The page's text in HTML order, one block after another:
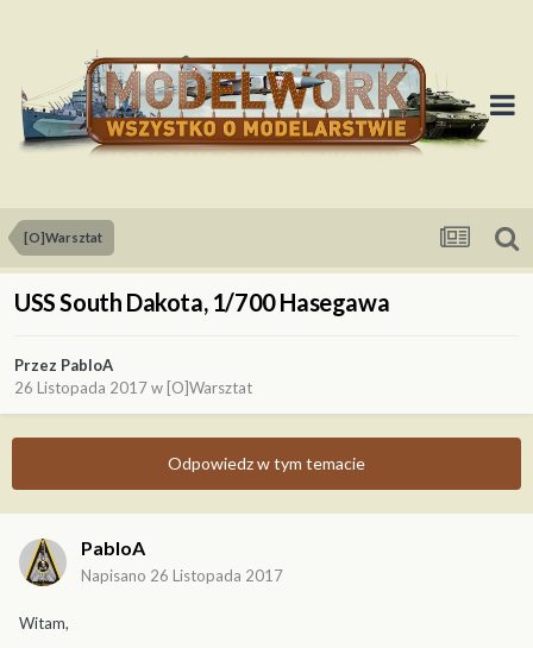
[O]Warsztat
USS South Dakota, 1/700 Hasegawa
Przez PabloA
26 Listopada 2017w [O]Warsztat
Odpowiedz w tym temacie
PabloA
Napisano 26 Listopada 2017
Witam,